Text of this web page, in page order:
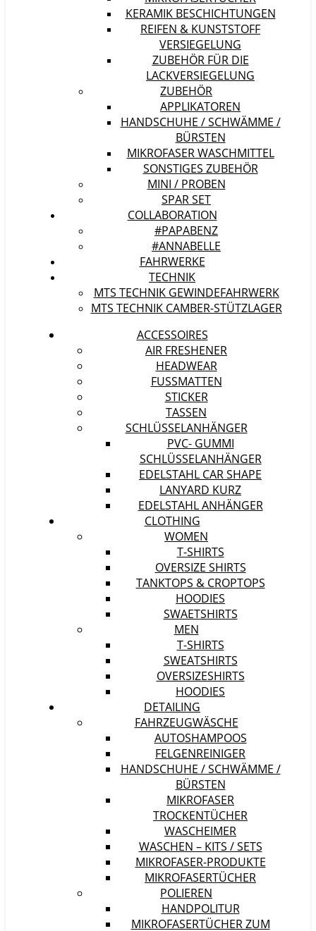
KERAMIK BESCHICHTUNGEN
REIFEN & KUNSTSTOFF
VERSIEGELUNG
ZUBEHÖR FÜR DIE
LACKVERSIEGELUNG
ZUBEHÖR
APPLIKATOREN
HANDSCHUHE / SCHWÄMME /
BÜRSTEN
MIKROFASER WASCHMITTEL
SONSTIGES ZUBEHÖR
MINI / PROBEN
SPAR SET
COLLABORATION
#PAPABENZ
#ANNABELLE
FAHRWERKE
TECHNIK
MTS TECHNIK GEWINDEFAHRWERK
MTS TECHNIK CAMBER-STÜTZLAGER
ACCESSOIRES
AIR FRESHENER
HEADWEAR
FUSSMATTEN
STICKER
TASSEN
SCHLÜSSELANHÄNGER
PVC- GUMMI
SCHLÜSSELANHÄNGER
EDELSTAHL CAR SHAPE
LANYARD KURZ
EDELSTAHL ANHÄNGER
CLOTHING
WOMEN
T-SHIRTS
OVERSIZE SHIRTS
TANKTOPS & CROPTOPS
HOODIES
SWAETSHIRTS
MEN
T-SHIRTS
SWEATSHIRTS
OVERSIZESHIRTS
HOODIES
DETAILING
FAHRZEUGWÄSCHE
AUTOSHAMPOOS
FELGENREINIGER
HANDSCHUHE / SCHWÄMME /
BÜRSTEN
MIKROFASER
TROCKENTÜCHER
WASCHEIMER
WASCHEN – KITS / SETS
MIKROFASER-PRODUKTE
MIKROFASERTÜCHER
POLIEREN
HANDPOLITUR
MIKROFASERTÜCHER ZUM